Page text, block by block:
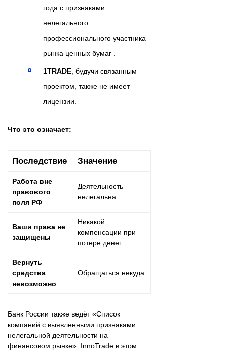
года с признаками
нелегального
профессионального участника
рынка ценных бумаг .
1TRADE, будучи связанным
проектом, также не имеет
лицензии.
Что это означает:
Последствие Значение
Работа вне
правового
поля РФ
Деятельность
нелегальна
Ваши права не
защищены
Никакой
компенсации при
потере денег
Вернуть
средства
невозможно
Обращаться некуда
Банк России также ведёт «Список
компаний с выявленными признаками
нелегальной деятельности на
финансовом рынке». InnoTrade в этом